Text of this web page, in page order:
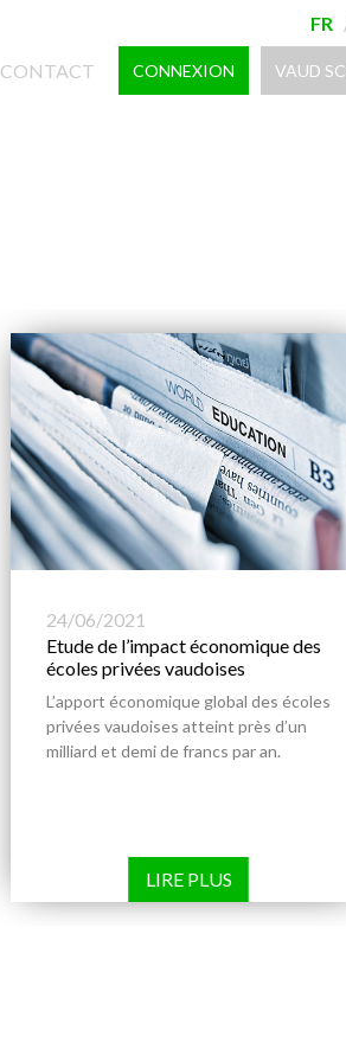
CONTACT CONNEXION VAUD
FR
24/06/2021
Etude de l’impact économique des
écoles privées vaudoises
L’apport économique global des écoles
privées vaudoises atteint près d’un
milliard et demi de francs par an.
LIRE PLUS